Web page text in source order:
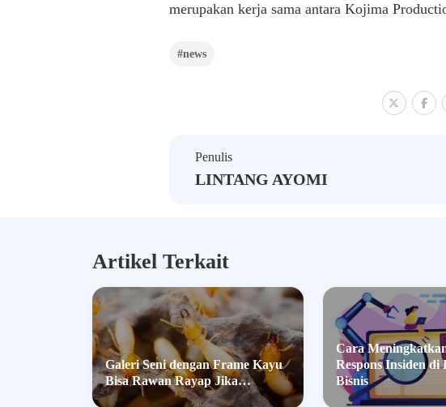
merupakan kerja sama antara Kojima
#news
Penulis
LINTANG AYOMI
Artikel Terkait
Galeri Seni dengan Frame Kayu
Bisa Rawan Rayap Jika…
Cara
Respons Insiden
Bisnis